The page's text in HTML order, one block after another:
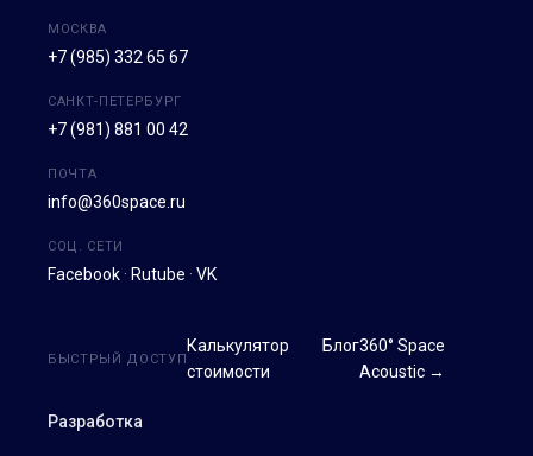
МОСКВА
+7 (985) 332 65 67
САНКТ-ПЕТЕРБУРГ
+7 (981) 881 00 42
ПОЧТА
info@360space.ru
СОЦ. СЕТИ
Facebook · Rutube · VK
Разработка
БЫСТРЫЙ ДОСТУП
Калькулятор
стоимости
Блог360° Space
Acoustic →